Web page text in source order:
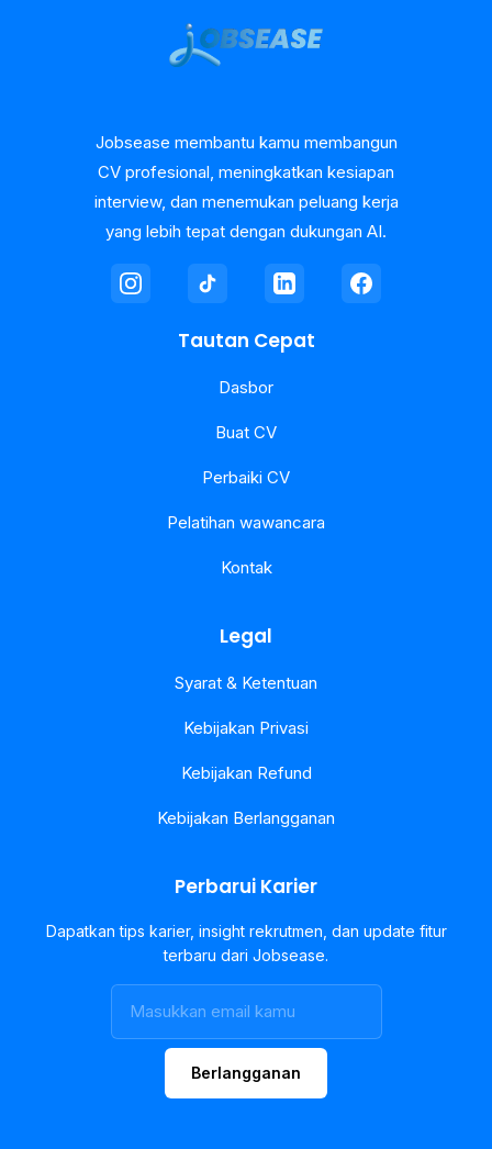
Jobsease membantu kamu membangun
CV profesional, meningkatkan kesiapan
interview, dan menemukan peluang kerja
yang lebih tepat dengan dukungan AI.
Tautan Cepat
Dasbor
Buat CV
Perbaiki CV
Pelatihan wawancara
Kontak
Legal
Syarat & Ketentuan
Kebijakan Privasi
Kebijakan Refund
Kebijakan Berlangganan
Perbarui Karier
Dapatkan tips karier, insight rekrutmen, dan update fitur
terbaru dari Jobsease.
Berlangganan